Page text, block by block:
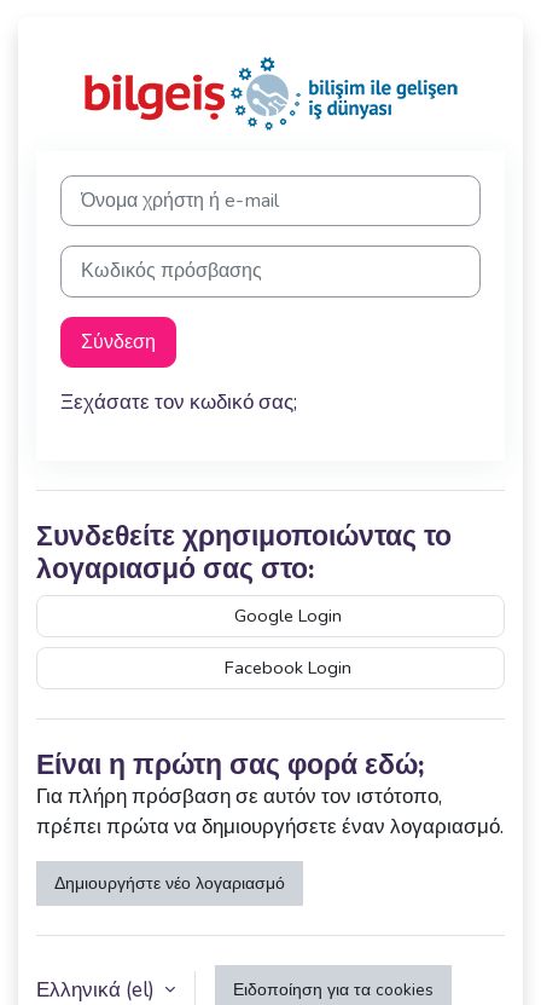
Σύνδεση στο
Όνομα χρήστη ή e-mail
Κωδικός πρόσβασης
Σύνδεση
Ξεχάσατε τον κωδικό σας;
Συνδεθείτε χρησιμοποιώντας το
λογαριασμό σας στο:
Google Login
Facebook Login
Είναι η πρώτη σας φορά εδώ;
Για πλήρη πρόσβαση σε αυτόν τον ιστότοπο,
πρέπει πρώτα να δημιουργήσετε έναν λογαριασμό.
Δημιουργήστε νέο λογαριασμό
Ελληνικά ‎(el)‎ Ειδοποίηση για τα cookies